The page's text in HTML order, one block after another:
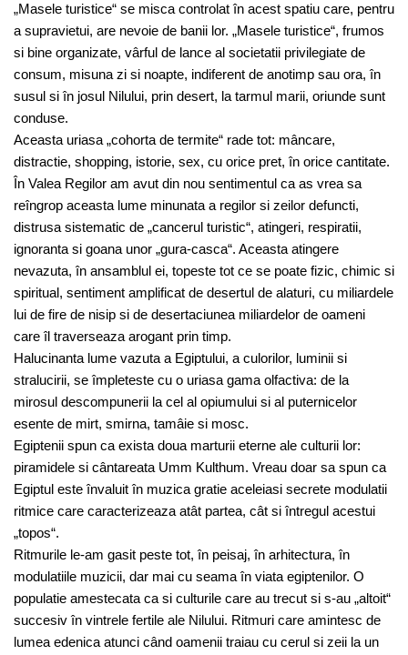
„Masele turistice“ se misca controlat în acest spatiu care, pentru
a supravietui, are nevoie de banii lor. „Masele turistice“, frumos
si bine organizate, vârful de lance al societatii privilegiate de
consum, misuna zi si noapte, indiferent de anotimp sau ora, în
susul si în josul Nilului, prin desert, la tarmul marii, oriunde sunt
conduse.
Aceasta uriasa „cohorta de termite“ rade tot: mâncare,
distractie, shopping, istorie, sex, cu orice pret, în orice cantitate.
În Valea Regilor am avut din nou sentimentul ca as vrea sa
reîngrop aceasta lume minunata a regilor si zeilor defuncti,
distrusa sistematic de „cancerul turistic“, atingeri, respiratii,
ignoranta si goana unor „gura-casca“. Aceasta atingere
nevazuta, în ansamblul ei, topeste tot ce se poate fizic, chimic si
spiritual, sentiment amplificat de desertul de alaturi, cu miliardele
lui de fire de nisip si de desertaciunea miliardelor de oameni
care îl traverseaza arogant prin timp.
Halucinanta lume vazuta a Egiptului, a culorilor, luminii si
stralucirii, se împleteste cu o uriasa gama olfactiva: de la
mirosul descompunerii la cel al opiumului si al puternicelor
esente de mirt, smirna, tamâie si mosc.
Egiptenii spun ca exista doua marturii eterne ale culturii lor:
piramidele si cântareata Umm Kulthum. Vreau doar sa spun ca
Egiptul este învaluit în muzica gratie aceleiasi secrete modulatii
ritmice care caracterizeaza atât partea, cât si întregul acestui
„topos“.
Ritmurile le-am gasit peste tot, în peisaj, în arhitectura, în
modulatiile muzicii, dar mai cu seama în viata egiptenilor. O
populatie amestecata ca si culturile care au trecut si s-au „altoit“
succesiv în vintrele fertile ale Nilului. Ritmuri care amintesc de
lumea edenica atunci când oamenii traiau cu cerul si zeii la un